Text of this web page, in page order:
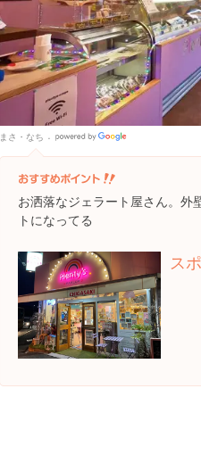
まさ・なち
Places
お洒落なジェラート屋さん。外
トになってる
ス